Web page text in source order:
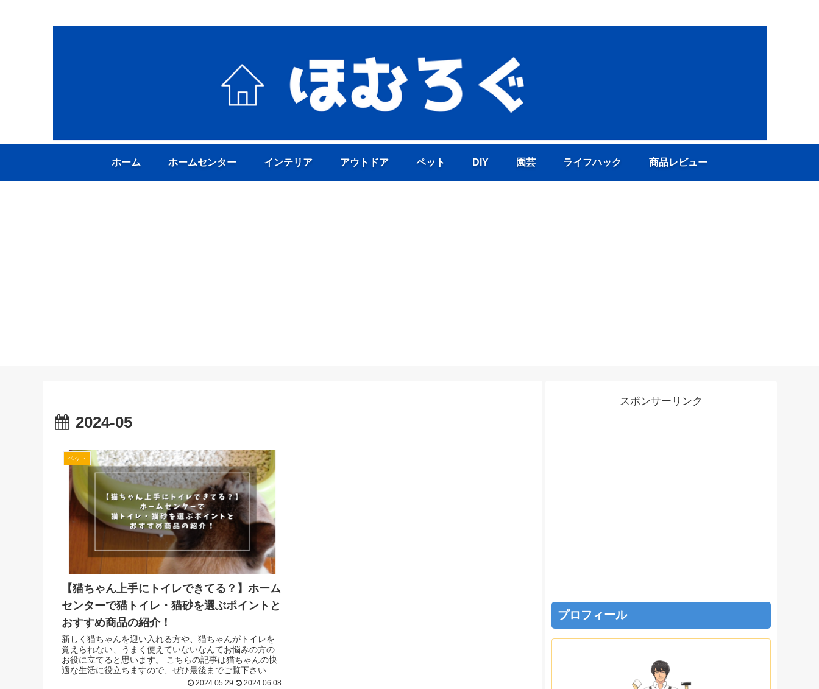
ホーム ホームセンター インテリア アウトドア ペット DIY 園芸 ライフハック 商品レビュー
2024-05
ペット
【猫ちゃん上手にトイレできてる？】ホーム
センターで猫トイレ・猫砂を選ぶポイントと
おすすめ商品の紹介！
新しく猫ちゃんを迎い入れる方や、猫ちゃんがトイレを
覚えられない、うまく使えていないなんてお悩みの方の
お役に立てると思います。 こちらの記事は猫ちゃんの快
適な生活に役立ちますので、ぜひ最後までご覧下さいま
2024.05.29 2024.06.08
スポンサーリンク
プロフィール